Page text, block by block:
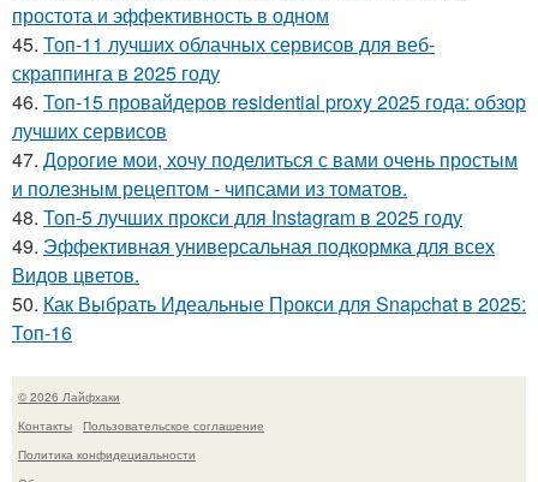
простота и эффективность в одном
45. Топ-11 лучших облачных сервисов для веб-
скраппинга в 2025 году
46. Топ-15 провайдеров residential proxy 2025 года: обзор
лучших сервисов
47. Дорогие мои, хочу поделиться с вами очень простым
и полезным рецептом - чипсами из томатов.
48. Топ-5 лучших прокси для Instagram в 2025 году
49. Эффективная универсальная подкормка для всех
Видов цветов.
50. Как Выбрать Идеальные Прокси для Snapchat в 2025:
Топ-16
© 2026 Лайфхаки
Контакты
Пользовательское соглашение
Политика конфидециальности